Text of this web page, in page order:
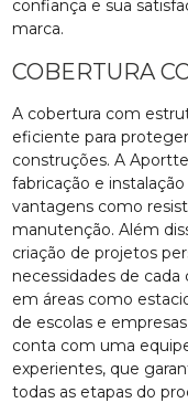
confiança e sua
marca.
COBERTURA
A cobertura com
eficiente para
construções. A
fabricação e
vantagens como
manutenção. Além
criação de projetos
necessidades de
em áreas como
de escolas e
conta com uma
experientes, que
todas as etapas do